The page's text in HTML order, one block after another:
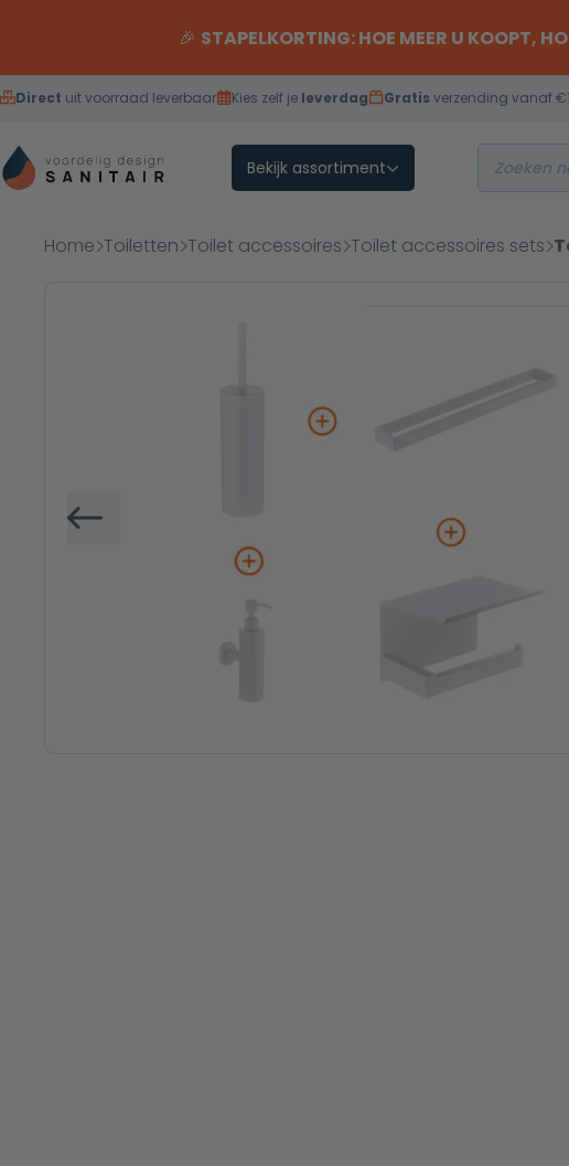
🎉 STAPELKORTING: HOE MEER U KOOPT,
Direct uit voorraad leverbaar Kies zelf je leverdag Gratisverzending vanaf
Bekijk assortiment
Home Toiletten Toilet accessoires Toilet accessoires sets
Vorige